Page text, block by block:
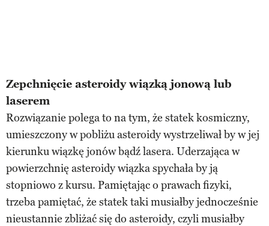
Zepchnięcie asteroidy wiązką jonową lub
laserem
Rozwiązanie polega to na tym, że statek kosmiczny,
umieszczony w pobliżu asteroidy wystrzeliwał by w jej
kierunku wiązkę jonów bądź lasera. Uderzająca w
powierzchnię asteroidy wiązka spychała by ją
stopniowo z kursu. Pamiętając o prawach fizyki,
trzeba pamiętać, że statek taki musiałby jednocześnie
nieustannie zbliżać się do asteroidy, czyli musiałby